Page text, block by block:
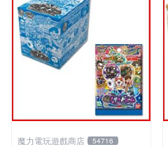
魔力電玩遊戲商店 54716